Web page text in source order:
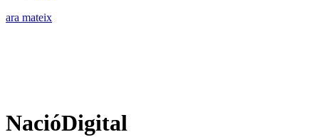
ara mateix
NacióDigital